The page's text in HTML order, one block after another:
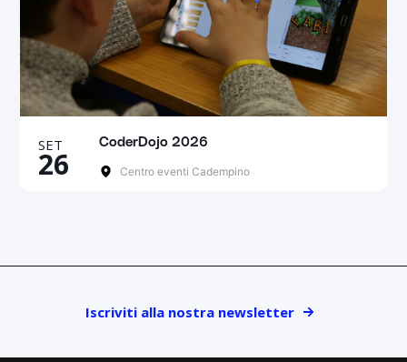
SET
26
CoderDojo 2026
Centro eventi Cadempino
Iscriviti alla nostra newsletter